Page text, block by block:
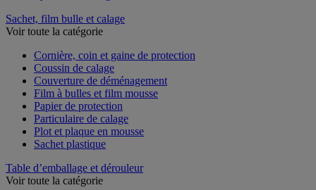
Sachet, film bulle et calage
Cornière, coin et gaine de protection
Coussin de calage
Couverture de déménagement
Film à bulles et film mousse
Papier de protection
Particulaire de calage
Plot et plaque en mousse
Table d’emballage et dérouleur